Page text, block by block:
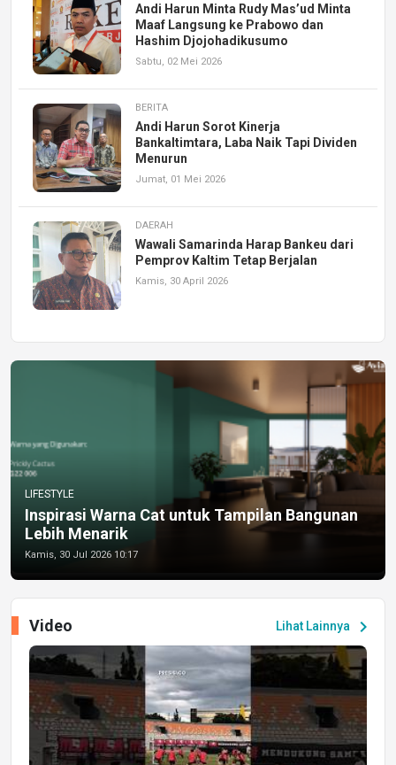
Andi Harun Minta Rudy Mas’ud Minta
Maaf Langsung ke Prabowo dan
Hashim Djojohadikusumo
Sabtu, 02 Mei 2026
BERITA
Andi Harun Sorot Kinerja
Bankaltimtara, Laba Naik Tapi Dividen
Menurun
Jumat, 01 Mei 2026
DAERAH
Wawali Samarinda Harap Bankeu dari
Pemprov Kaltim Tetap Berjalan
Kamis, 30 April 2026
LIFESTYLE
Inspirasi Warna Cat untuk Tampilan Bangunan
Lebih Menarik
Kamis, 30 Jul 2026 10:17
Lihat Lainnya chevron_right
Video